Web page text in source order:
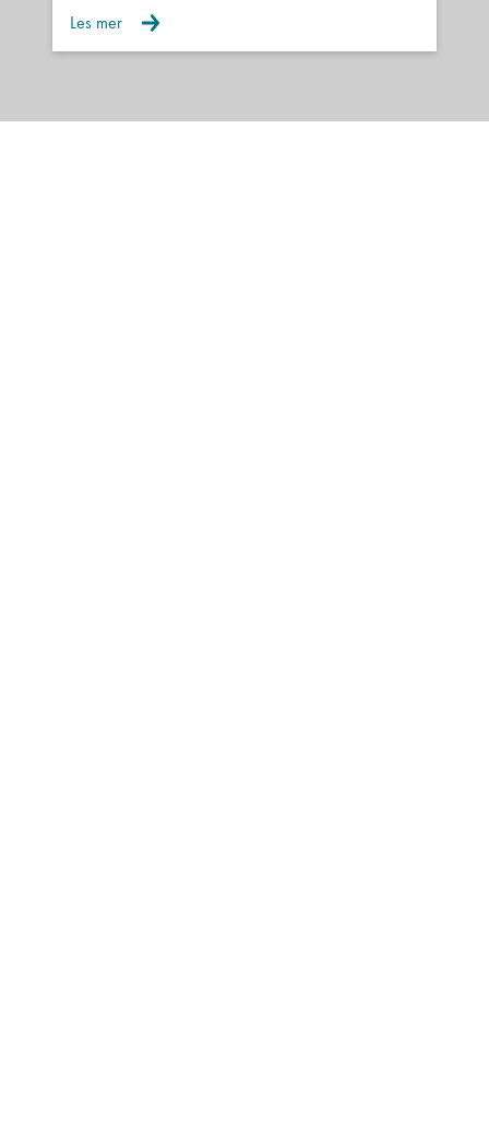
påmontert av produsenten og/eller senere av
andre, vil komme i tillegg til den vekten som er
Les mer